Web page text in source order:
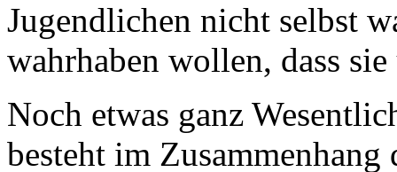
Jugendlichen nicht selbst
wahrhaben wollen, dass
Noch etwas ganz
besteht im